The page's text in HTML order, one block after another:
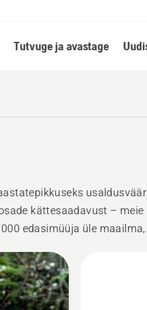
Tutvuge ja avastage
kättesaadavust – meie
edasimüüja üle maailma,